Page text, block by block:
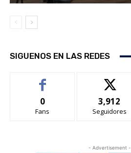
SIGUENOS EN LAS REDES
0
Fans
3,912
Seguidores
- Advertisement -